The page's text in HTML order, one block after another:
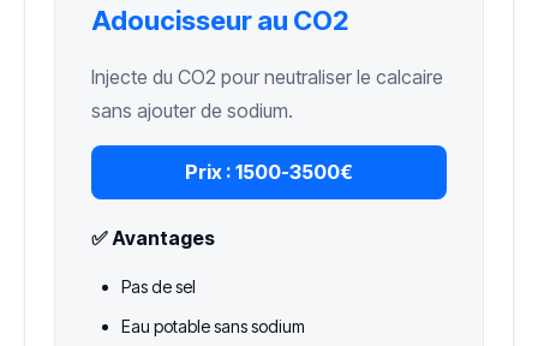
Adoucisseur au CO2
Injecte du CO2 pour neutraliser le calcaire
sans ajouter de sodium.
Prix : 1500-3500€
✅ Avantages
Pas de sel
Eau potable sans sodium